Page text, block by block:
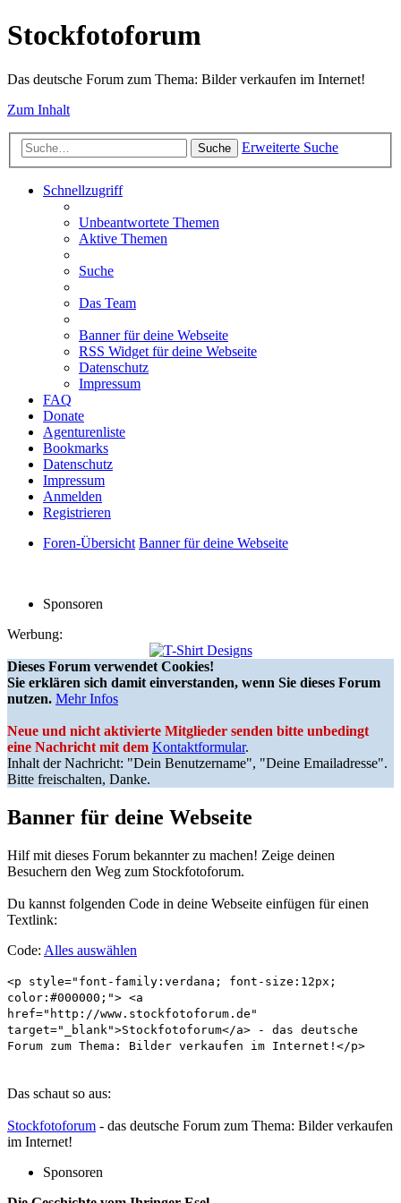
Stockfotoforum
Das deutsche Forum zum Thema: Bilder verkaufen im Internet!
Zum Inhalt
Suche Erweiterte Suche
Schnellzugriff
Unbeantwortete Themen
Aktive Themen
Suche
Das Team
Banner für deine Webseite
RSS Widget für deine Webseite
Datenschutz
Impressum
FAQ
Donate
Agenturenliste
Bookmarks
Datenschutz
Impressum
Anmelden
Registrieren
Foren-Übersicht Banner für deine Webseite
Sponsoren
Werbung:
Dieses Forum verwendet Cookies!
Sie erklären sich damit einverstanden, wenn Sie dieses Forum
nutzen. Mehr Infos
Neue und nicht aktivierte Mitglieder senden bitte unbedingt
eine Nachricht mit dem Kontaktformular.
Inhalt der Nachricht: "Dein Benutzername", "Deine Emailadresse".
Bitte freischalten, Danke.
Banner für deine Webseite
Hilf mit dieses Forum bekannter zu machen! Zeige deinen
Besuchern den Weg zum Stockfotoforum.
Du kannst folgenden Code in deine Webseite einfügen für einen
Textlink:
Code: Alles auswählen
<p style="font-family:verdana; font-size:12px;
color:#000000;"> <a
href="http://www.stockfotoforum.de"
target="_blank">Stockfotoforum</a> - das deutsche
Forum zum Thema: Bilder verkaufen im Internet!</p>
Das schaut so aus:
Stockfotoforum - das deutsche Forum zum Thema: Bilder verkaufen
im Internet!
Sponsoren